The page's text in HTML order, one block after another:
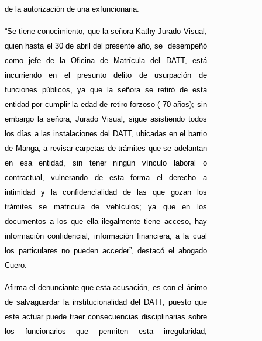
de la autorización de una exfuncionaria.
“Se tiene conocimiento, que la señora Kathy Jurado Visual,
quien hasta el 30 de abril del presente año, se desempeñó
como jefe de la Oficina de Matrícula del DATT, está
incurriendo en el presunto delito de usurpación de
funciones públicos, ya que la señora se retiró de esta
entidad por cumplir la edad de retiro forzoso ( 70 años); sin
embargo la señora, Jurado Visual, sigue asistiendo todos
los días a las instalaciones del DATT, ubicadas en el barrio
de Manga, a revisar carpetas de trámites que se adelantan
en esa entidad, sin tener ningún vínculo laboral o
contractual, vulnerando de esta forma el derecho a
intimidad y la confidencialidad de las que gozan los
trámites se matricula de vehículos; ya que en los
documentos a los que ella ilegalmente tiene acceso, hay
información confidencial, información financiera, a la cual
los particulares no pueden acceder”, destacó el abogado
Cuero.
Afirma el denunciante que esta acusación, es con el ánimo
de salvaguardar la institucionalidad del DATT, puesto que
este actuar puede traer consecuencias disciplinarias sobre
los funcionarios que permiten esta irregularidad,